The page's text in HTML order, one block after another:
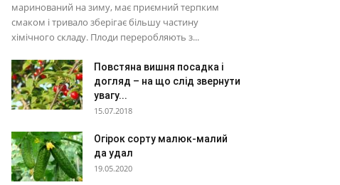
маринований на зиму, має приємний терпким
смаком і тривало зберігає більшу частину
хімічного складу. Плоди переробляють з...
Повстяна вишня посадка і
догляд – на що слід звернути
увагу...
15.07.2018
Огірок сорту малюк-малий
да удал
19.05.2020